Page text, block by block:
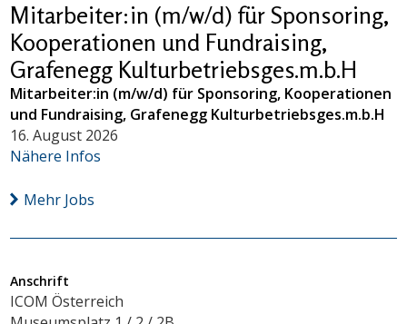
Mitarbeiter:in (m/w/d) für Sponsoring,
Kooperationen und Fundraising,
Grafenegg Kulturbetriebsges.m.b.H
Mitarbeiter:in (m/w/d) für Sponsoring, Kooperationen
und Fundraising, Grafenegg Kulturbetriebsges.m.b.H
16. August 2026
Nähere Infos
Mehr Jobs
Anschrift
ICOM Österreich